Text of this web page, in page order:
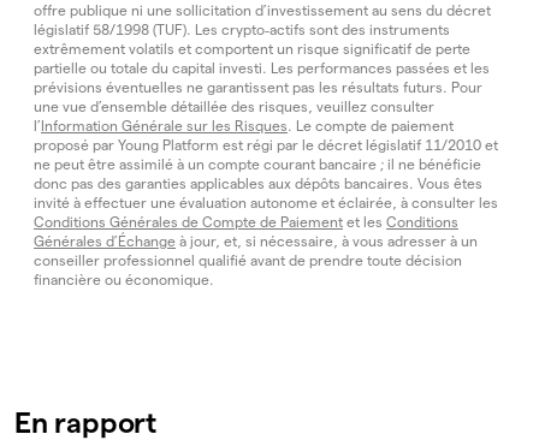
offre publique ni une sollicitation d’investissement au sens du décret
législatif 58/1998 (TUF). Les crypto‑actifs sont des instruments
extrêmement volatils et comportent un risque significatif de perte
partielle ou totale du capital investi. Les performances passées et les
prévisions éventuelles ne garantissent pas les résultats futurs. Pour
une vue d’ensemble détaillée des risques, veuillez consulter
l’Information Générale sur les Risques. Le compte de paiement
proposé par Young Platform est régi par le décret législatif 11/2010 et
ne peut être assimilé à un compte courant bancaire ; il ne bénéficie
donc pas des garanties applicables aux dépôts bancaires. Vous êtes
invité à effectuer une évaluation autonome et éclairée, à consulter les
Conditions Générales de Compte de Paiement et les Conditions
Générales d’Échange à jour, et, si nécessaire, à vous adresser à un
conseiller professionnel qualifié avant de prendre toute décision
financière ou économique.
En rapport